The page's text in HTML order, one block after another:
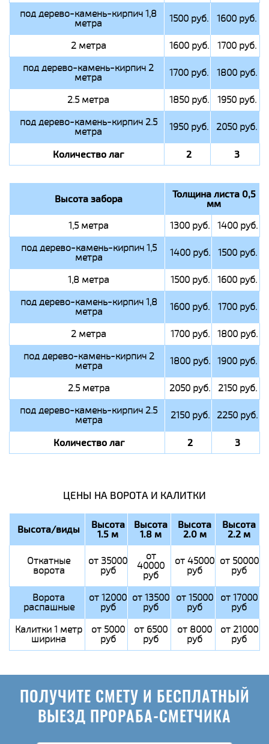
под дерево-камень-кирпич 1,8
метра 1500 руб. 1600 руб.
2 метра 1600 руб.
1700 руб.
под дерево-камень-кирпич 2
метра 1700 руб. 1800 руб.
2.5 метра 1850 руб.
1950 руб.
под дерево-камень-кирпич 2.5
метра 1950 руб. 2050 руб.
Количество лаг 2 3
Высота забора Толщина листа 0,5
мм
1,5 метра 1300 руб.
1400 руб.
под дерево-камень-кирпич 1,5
метра 1400 руб. 1500 руб.
1,8 метра 1500 руб.
1600 руб.
под дерево-камень-кирпич 1,8
метра 1600 руб. 1700 руб.
2 метра 1700 руб.
1800 руб.
под дерево-камень-кирпич 2
метра 1800 руб. 1900 руб.
2.5 метра 2050 руб.
2150 руб.
под дерево-камень-кирпич 2.5
метра 2150 руб. 2250 руб.
Количество лаг 2 3
ЦЕНЫ НА ВОРОТА И КАЛИТКИ
Высота/виды Высота
1.5 м
Высота
1.8 м
Высота
2.0 м
Высота
2.2 м
Откатные
ворота
от 35000
руб
от
40000
руб
от 45000
руб
от 50000
руб
Ворота
распашные
от 12000
руб
от 13500
руб
от 15000
руб
от 17000
руб
Калитки 1 метр
ширина
от 5000
руб
от 6500
руб
от 8000
руб
от 21000
руб
ПОЛУЧИТЕ СМЕТУ И БЕСПЛАТНЫЙ
ВЫЕЗД ПРОРАБА-СМЕТЧИКА